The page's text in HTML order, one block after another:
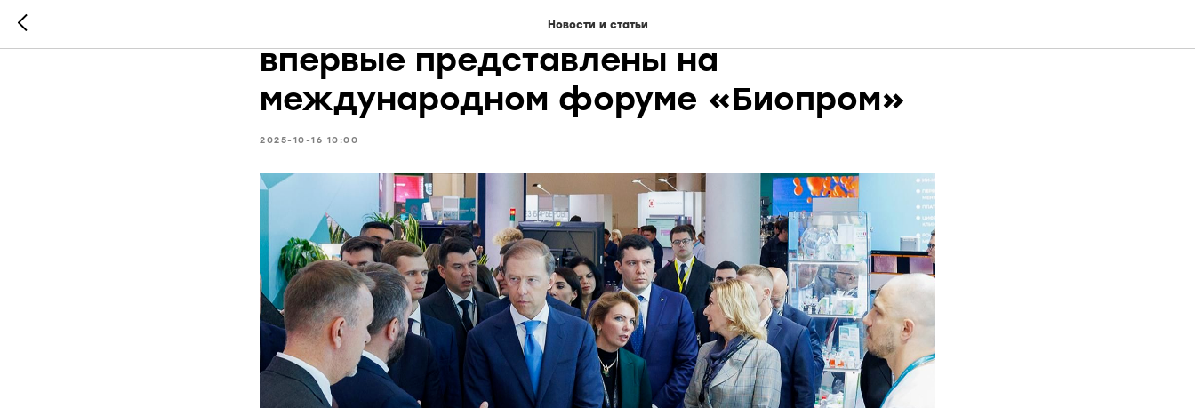
Новости и статьи
Московские медицинские технологии
впервые представлены на
международном форуме «Биопром»
2025-10-16 10:00